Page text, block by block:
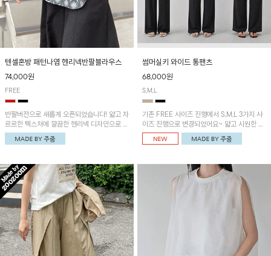
텐셀혼방 패턴나염 헨리넥반팔블라우스
74,000원
FREE
반팔버전으로 새롭게 오픈되었습니다! 얇고 차
르르한 텍스처에 깔끔한 헨리넥 디자인으로 제
작된 블라우스예요~볼륨감있는 소매 셔링과
세련된 나염패턴으로 유니크한 매력 UP!
썸머실키 와이드 통팬츠
68,000원
S,M,L
기존 FREE 사이즈 진행에서 S,M,L 3가지 사
이즈 진행으로 변경되었어요~ 얇고 시원한 원
단으로 제작된 와이드팬츠! 베이직한 디자인으
로 코디 활용도가 높은 아이템이에요~